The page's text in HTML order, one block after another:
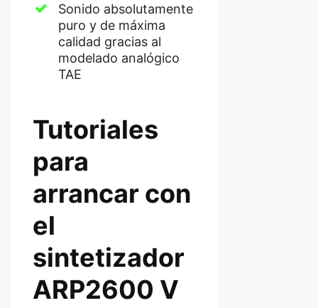
Sonido absolutamente
puro y de máxima
calidad gracias al
modelado analógico
TAE
Tutoriales
para
arrancar con
el
sintetizador
ARP2600 V